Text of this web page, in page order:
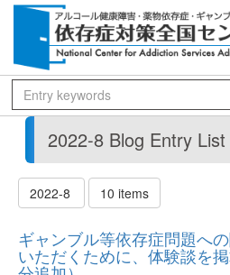
2022-8 Blog Entry List
2022-8 10 items
ギャンブル等依存症問題へ
いただくために、体験談を